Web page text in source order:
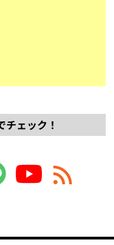
チェック！